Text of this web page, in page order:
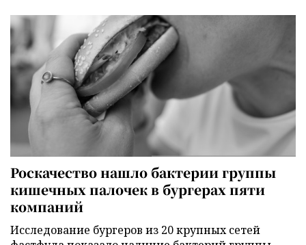
Роскачество нашло бактерии группы
кишечных палочек в бургерах пяти
компаний
Исследование бургеров из 20 крупных сетей